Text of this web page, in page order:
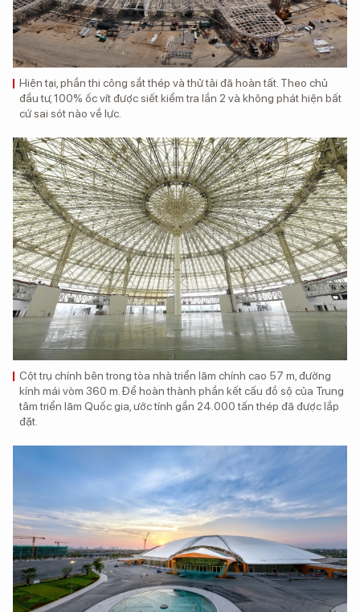
Hiện tại, phần thi công sắt thép và thử tải đã hoàn tất. Theo chủ
đầu tư, 100% ốc vít được siết kiểm tra lần 2 và không phát hiện bất
cứ sai sót nào về lực.
Cột trụ chính bên trong tòa nhà triển lãm chính cao 57 m, đường
kính mái vòm 360 m. Để hoàn thành phần kết cấu đồ sộ của Trung
tâm triển lãm Quốc gia, ước tính gần 24.000 tấn thép đã được lắp
đặt.